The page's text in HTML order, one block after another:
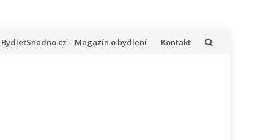
Přeskočit
BydletSnadno.cz – Magazín o bydlení Kontakt